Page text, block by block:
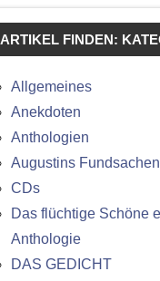
ARTIKEL FINDEN:
Allgemeines
Anekdoten
Anthologien
Augustins Fundsachen
CDs
Das flüchtige Schöne
Anthologie
DAS GEDICHT